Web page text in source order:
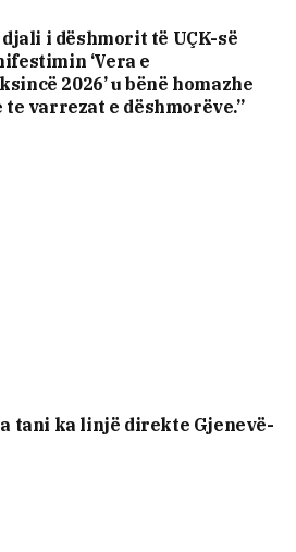
i dëshmorit të UÇK-së
‘Vera e
2026’ u bënë homazhe
te varrezat e dëshmorëve.”
tani ka linjë direkte Gjenevë-